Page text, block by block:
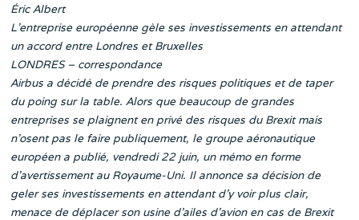
Éric Albert
L’entreprise européenne gèle ses investissements en attendant
un accord entre Londres et Bruxelles
LONDRES – correspondance
Airbus a décidé de prendre des risques politiques et de taper
du poing sur la table. Alors que beaucoup de grandes
entreprises se plaignent en privé des risques du Brexit mais
n’osent pas le faire publiquement, le groupe aéronautique
européen a publié, vendredi 22 juin, un mémo en forme
d’avertissement au Royaume-Uni. Il annonce sa décision de
geler ses investissements en attendant d’y voir plus clair,
menace de déplacer son usine d’ailes d’avion en cas de Brexit